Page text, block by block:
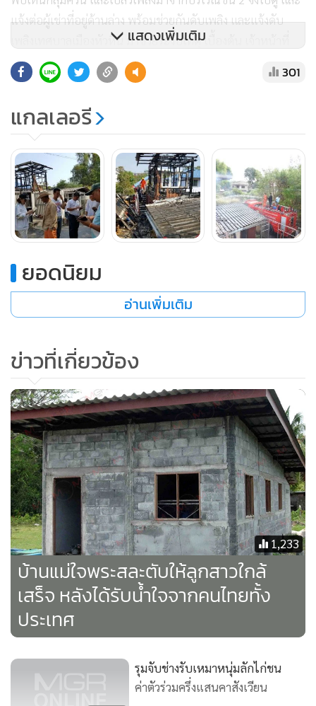
แจ้งต่อผู้เช่าที่อยู่ด้านล่าง พร้อมช่วยกันดับเพลิง และแจ้งดับ
เพลิงเทศบาลเมืองหัวหิน มาช่วยระงับเหตุ เบื้องต้น เจ้าหน้าที่
ตำรวจจะทำการประสานเจ้าหน้าที่พิสูจน์หลักฐานตำรวจภูธร
จังหวัดประจวบคีรีขันธ์ มาตรวจพิสูจน์หาสาเหตุการเกิดเหตุต่อ
แสดงเพิ่มเติม
301
แกลเลอรี
ยอดนิยม
อ่านเพิ่มเติม
ข่าวที่เกี่ยวข้อง
1,233
บ้านแม่ใจพระสละตับให้ลูกสาวใกล้
เสร็จ หลังได้รับน้ำใจจากคนไทยทั้ง
ประเทศ
รุมจับช่างรับเหมาหนุ่มลักไก่ชน
ค่าตัวร่วมครึ่งแสนคาสังเวียน